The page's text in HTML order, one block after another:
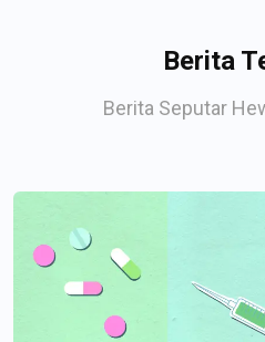
Berita
Berita Seputar